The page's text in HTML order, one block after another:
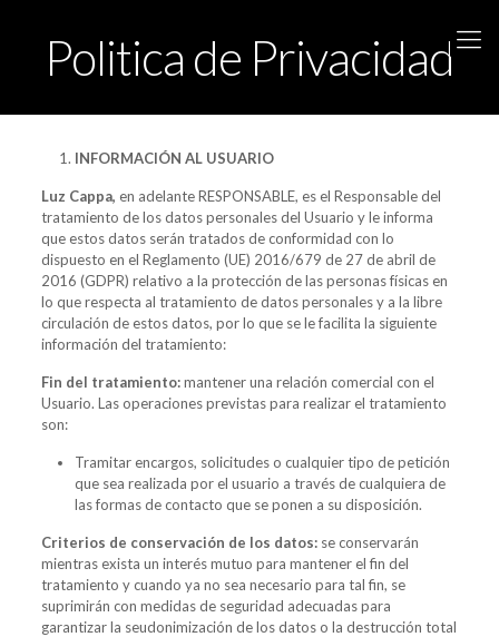
Politica de Privacidad
INFORMACIÓN AL USUARIO
Luz Cappa, en adelante RESPONSABLE, es el Responsable del
tratamiento de los datos personales del Usuario y le informa
que estos datos serán tratados de conformidad con lo
dispuesto en el Reglamento (UE) 2016/679 de 27 de abril de
2016 (GDPR) relativo a la protección de las personas físicas en
lo que respecta al tratamiento de datos personales y a la libre
circulación de estos datos, por lo que se le facilita la siguiente
información del tratamiento:
Fin del tratamiento:mantener una relación comercial con el
Usuario. Las operaciones previstas para realizar el tratamiento
son:
Tramitar encargos, solicitudes o cualquier tipo de petición
que sea realizada por el usuario a través de cualquiera de
las formas de contacto que se ponen a su disposición.
Criterios de conservación de los datos:se conservarán
mientras exista un interés mutuo para mantener el fin del
tratamiento y cuando ya no sea necesario para tal fin, se
suprimirán con medidas de seguridad adecuadas para
garantizar la seudonimización de los datos o la destrucción total